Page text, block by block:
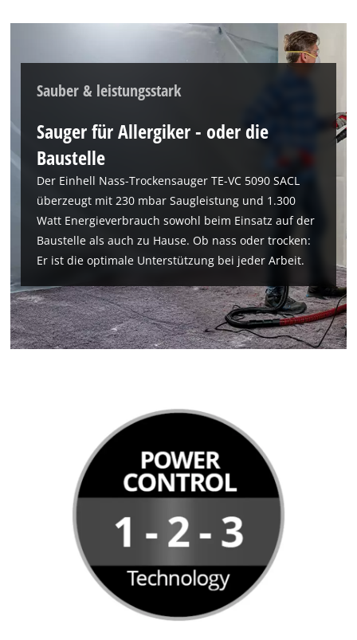
Sauber & leistungsstark
Sauger für Allergiker - oder die
Baustelle
Der Einhell Nass-Trockensauger TE-VC 5090 SACL
überzeugt mit 230 mbar Saugleistung und 1.300
Watt Energieverbrauch sowohl beim Einsatz auf der
Baustelle als auch zu Hause. Ob nass oder trocken:
Er ist die optimale Unterstützung bei jeder Arbeit.